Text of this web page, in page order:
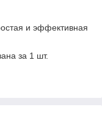
и эффективная
за 1 шт.